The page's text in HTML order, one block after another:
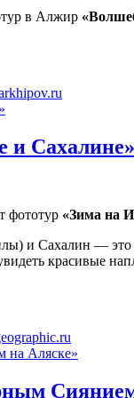
в Алжир
и Сахалине»
фототур «Зима на
и Сахалин — это
красивые